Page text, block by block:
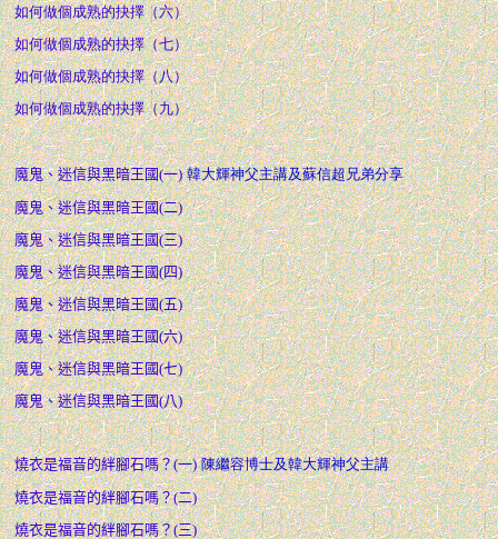
如何做個成熟的抉擇（六）
如何做個成熟的抉擇（七）
如何做個成熟的抉擇（八）
如何做個成熟的抉擇（九）
魔鬼、迷信與黑暗王國(一) 韓大輝神父主講及蘇信超兄弟分享
魔鬼、迷信與黑暗王國(二)
魔鬼、迷信與黑暗王國(三)
魔鬼、迷信與黑暗王國(四)
魔鬼、迷信與黑暗王國(五)
魔鬼、迷信與黑暗王國(六)
魔鬼、迷信與黑暗王國(七)
魔鬼、迷信與黑暗王國(八)
燒衣是福音的絆腳石嗎？(一) 陳繼容博士及韓大輝神父主講
燒衣是福音的絆腳石嗎？(二)
燒衣是福音的絆腳石嗎？(三)